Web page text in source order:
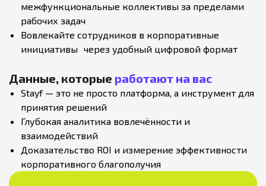
межфункциональные коллективы за пределами
рабочих задач
Вовлекайте сотрудников в корпоративные
инициативы через удобный цифровой формат
Данные, которые работают на вас
Stayf — это не просто платформа, а инструмент для
принятия решений
Глубокая аналитика вовлечённости и
взаимодействий
Доказательство ROI и измерение эффективности
корпоративного благополучия